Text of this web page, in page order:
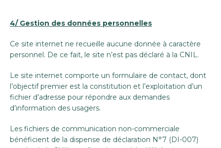
4/ Gestion des données personnelles
Ce site internet ne recueille aucune donnée à caractère
personnel. De ce fait, le site n’est pas déclaré à la CNIL.
Le site internet comporte un formulaire de contact, dont
l’objectif premier est la constitution et l’exploitation d’un
fichier d’adresse pour répondre aux demandes
d’information des usagers.
Les fichiers de communication non-commerciale
bénéficient de la dispense de déclaration N°7 (DI-007)